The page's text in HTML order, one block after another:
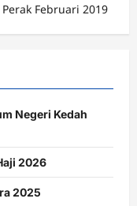
Februari 2019
Negeri Kedah
2026
2025